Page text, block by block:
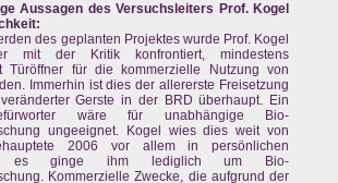
Aussagen des Versuchsleiters Prof. Kogel
des geplanten Projektes wurde Prof. Kogel
mit der Kritik konfrontiert, mindestens
Türöffner für die kommerzielle Nutzung von
Immerhin ist dies der allererste Freisetzung
Gerste in der BRD überhaupt. Ein
Befürworter wäre für unabhängige Bio-
ungeeignet. Kogel wies dies weit von
2006 vor allem in persönlichen
es ginge ihm lediglich um Bio-
Kommerzielle Zwecke, die aufgrund der